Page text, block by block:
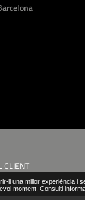
li una millor experiència
moment. Consulti
CLIENT